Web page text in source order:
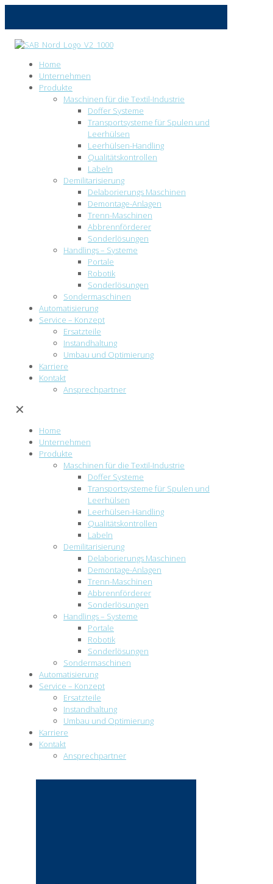
Home
Unternehmen
Produkte
Maschinen für die Textil-Industrie
Doffer Systeme
Transportsysteme für Spulen und
Leerhülsen
Leerhülsen-Handling
Qualitätskontrollen
Labeln
Demilitarisierung
Delaborierungs Maschinen
Demontage-Anlagen
Trenn-Maschinen
Abbrennförderer
Sonderlösungen
Handlings – Systeme
Portale
Robotik
Sonderlösungen
Sondermaschinen
Automatisierung
Service – Konzept
Ersatzteile
Instandhaltung
Umbau und Optimierung
Karriere
Kontakt
Ansprechpartner
✕
Home
Unternehmen
Produkte
Maschinen für die Textil-Industrie
Doffer Systeme
Transportsysteme für Spulen und
Leerhülsen
Leerhülsen-Handling
Qualitätskontrollen
Labeln
Demilitarisierung
Delaborierungs Maschinen
Demontage-Anlagen
Trenn-Maschinen
Abbrennförderer
Sonderlösungen
Handlings – Systeme
Portale
Robotik
Sonderlösungen
Sondermaschinen
Automatisierung
Service – Konzept
Ersatzteile
Instandhaltung
Umbau und Optimierung
Karriere
Kontakt
Ansprechpartner